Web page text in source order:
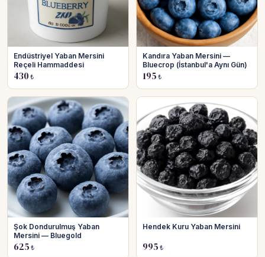
Endüstriyel Yaban Mersini
Reçeli Hammaddesi
430 ₺
Kandıra Yaban Mersini —
Bluecrop (İstanbul'a Aynı Gün)
195 ₺
Şok Dondurulmuş Yaban
Mersini — Bluegold
625 ₺
Hendek Kuru Yaban Mersini
995 ₺